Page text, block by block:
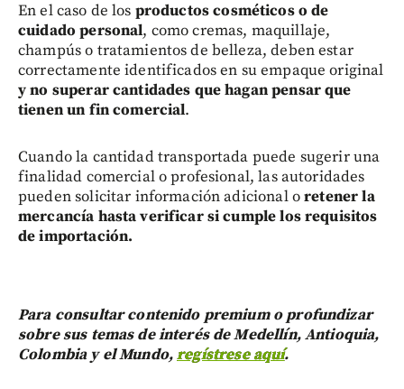
En el caso de los productos cosméticos o de
cuidado personal, como cremas, maquillaje,
champús o tratamientos de belleza, deben estar
correctamente identificados en su empaque original
y no superar cantidades que hagan pensar que
tienen un fin comercial.
Cuando la cantidad transportada puede sugerir una
finalidad comercial o profesional, las autoridades
pueden solicitar información adicional oretener la
mercancía hasta verificar si cumple los requisitos
de importación.
Para consultar contenido premium o profundizar
sobre sus temas de interés de Medellín, Antioquia,
Colombia y el Mundo,regístrese aquí.